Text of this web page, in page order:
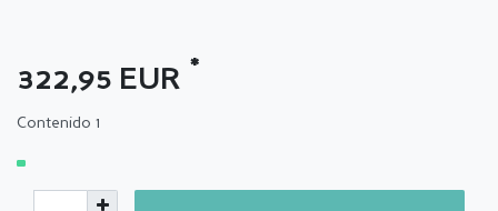
322,95 EUR *
Contenido 1